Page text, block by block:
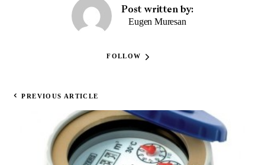
Post written by:
Eugen Muresan
FOLLOW
PREVIOUS ARTICLE